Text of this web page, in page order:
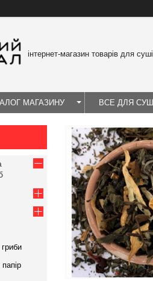
інтернет-магазин товарів для суші
МАГАЗИНУ ВСЕ ДЛЯ СУШІ